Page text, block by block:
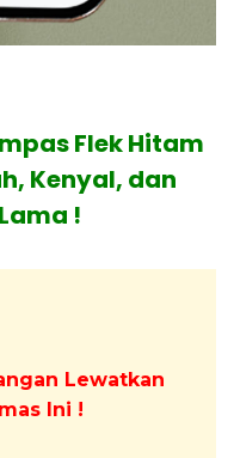
Flek Hitam
Kenyal, dan
!
Lewatkan
Ini !